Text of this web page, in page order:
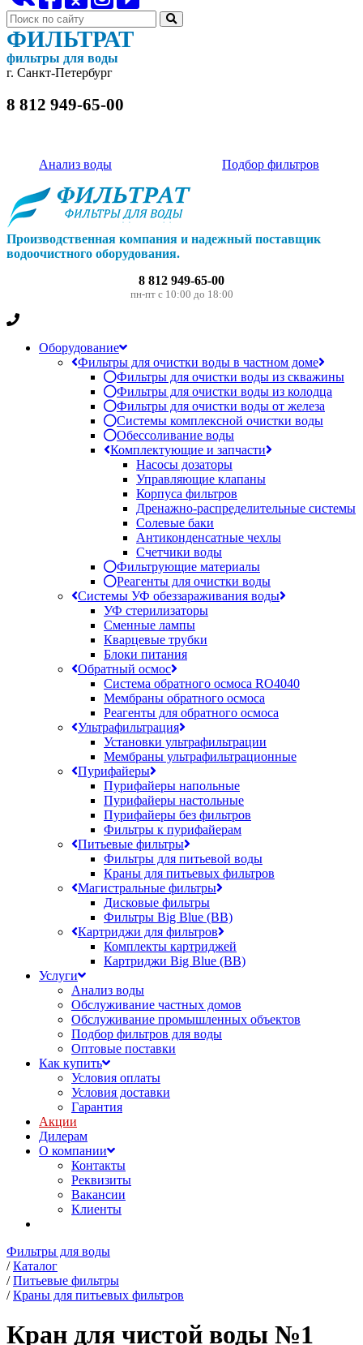
ФИЛЬТРАТ
фильтры для воды
г. Санкт-Петербург
8 812 949-65-00
Анализ воды Подбор фильтров
Производственная компания и надежный поставщик
водоочистного оборудования.
8 812 949-65-00
пн-пт с 10:00 до 18:00
Оборудование
Фильтры для очистки воды в частном доме
Фильтры для очистки воды из скважины
Фильтры для очистки воды из колодца
Фильтры для очистки воды от железа
Системы комплексной очистки воды
Обессоливание воды
Комплектующие и запчасти
Насосы дозаторы
Управляющие клапаны
Корпуса фильтров
Дренажно-распределительные системы
Солевые баки
Антиконденсатные чехлы
Счетчики воды
Фильтрующие материалы
Реагенты для очистки воды
Системы УФ обеззараживания воды
УФ стерилизаторы
Сменные лампы
Кварцевые трубки
Блоки питания
Обратный осмос
Система обратного осмоса RO4040
Мембраны обратного осмоса
Реагенты для обратного осмоса
Ультрафильтрация
Установки ультрафильтрации
Мембраны ультрафильтрационные
Пурифайеры
Пурифайеры напольные
Пурифайеры настольные
Пурифайеры без фильтров
Фильтры к пурифайерам
Питьевые фильтры
Фильтры для питьевой воды
Краны для питьевых фильтров
Магистральные фильтры
Дисковые фильтры
Фильтры Big Blue (BB)
Картриджи для фильтров
Комплекты картриджей
Картриджи Big Blue (BB)
Услуги
Анализ воды
Обслуживание частных домов
Обслуживание промышленных объектов
Подбор фильтров для воды
Оптовые поставки
Как купить
Условия оплаты
Условия доставки
Гарантия
Акции
Дилерам
О компании
Контакты
Реквизиты
Вакансии
Клиенты
Фильтры для воды
/ Каталог
/ Питьевые фильтры
/ Краны для питьевых фильтров
Кран для чистой воды №1